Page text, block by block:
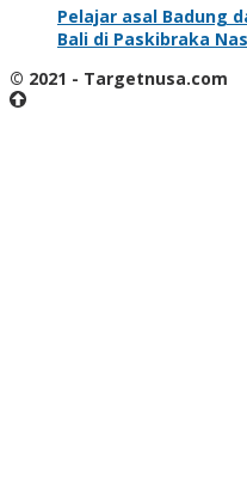
Pelajar asal Badung
Bali di Paskibraka
© 2021 - Targetnusa.com